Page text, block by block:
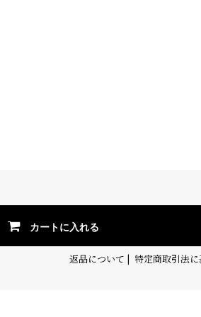
カートに入れる
返品について | 特定商取引法